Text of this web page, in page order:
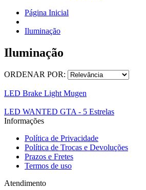
Página Inicial
Iluminação
Iluminação
ORDENAR POR:
LED Brake Light Mugen
LED WANTED GTA - 5 Estrelas
Informações
Política de Privacidade
Política de Trocas e Devoluções
Prazos e Fretes
Termos de uso
Atendimento